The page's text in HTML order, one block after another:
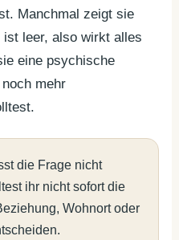
Manchmal zeigt sie
ist leer, also wirkt alles
eine psychische
mehr
die Frage nicht
ihr nicht sofort die
Wohnort oder